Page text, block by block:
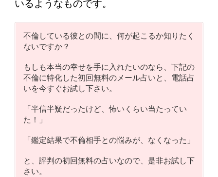
いるようなものです。
不倫している彼との間に、何が起こるか知りたく
ないですか？
もしも本当の幸せを手に入れたいのなら、下記の
不倫に特化した初回無料のメール占いと、電話占
いを今すぐお試し下さい。
「半信半疑だったけど、怖いくらい当たってい
た！」
「鑑定結果で不倫相手との悩みが、なくなった」
と、評判の初回無料の占いなので、是非お試し下
さい。